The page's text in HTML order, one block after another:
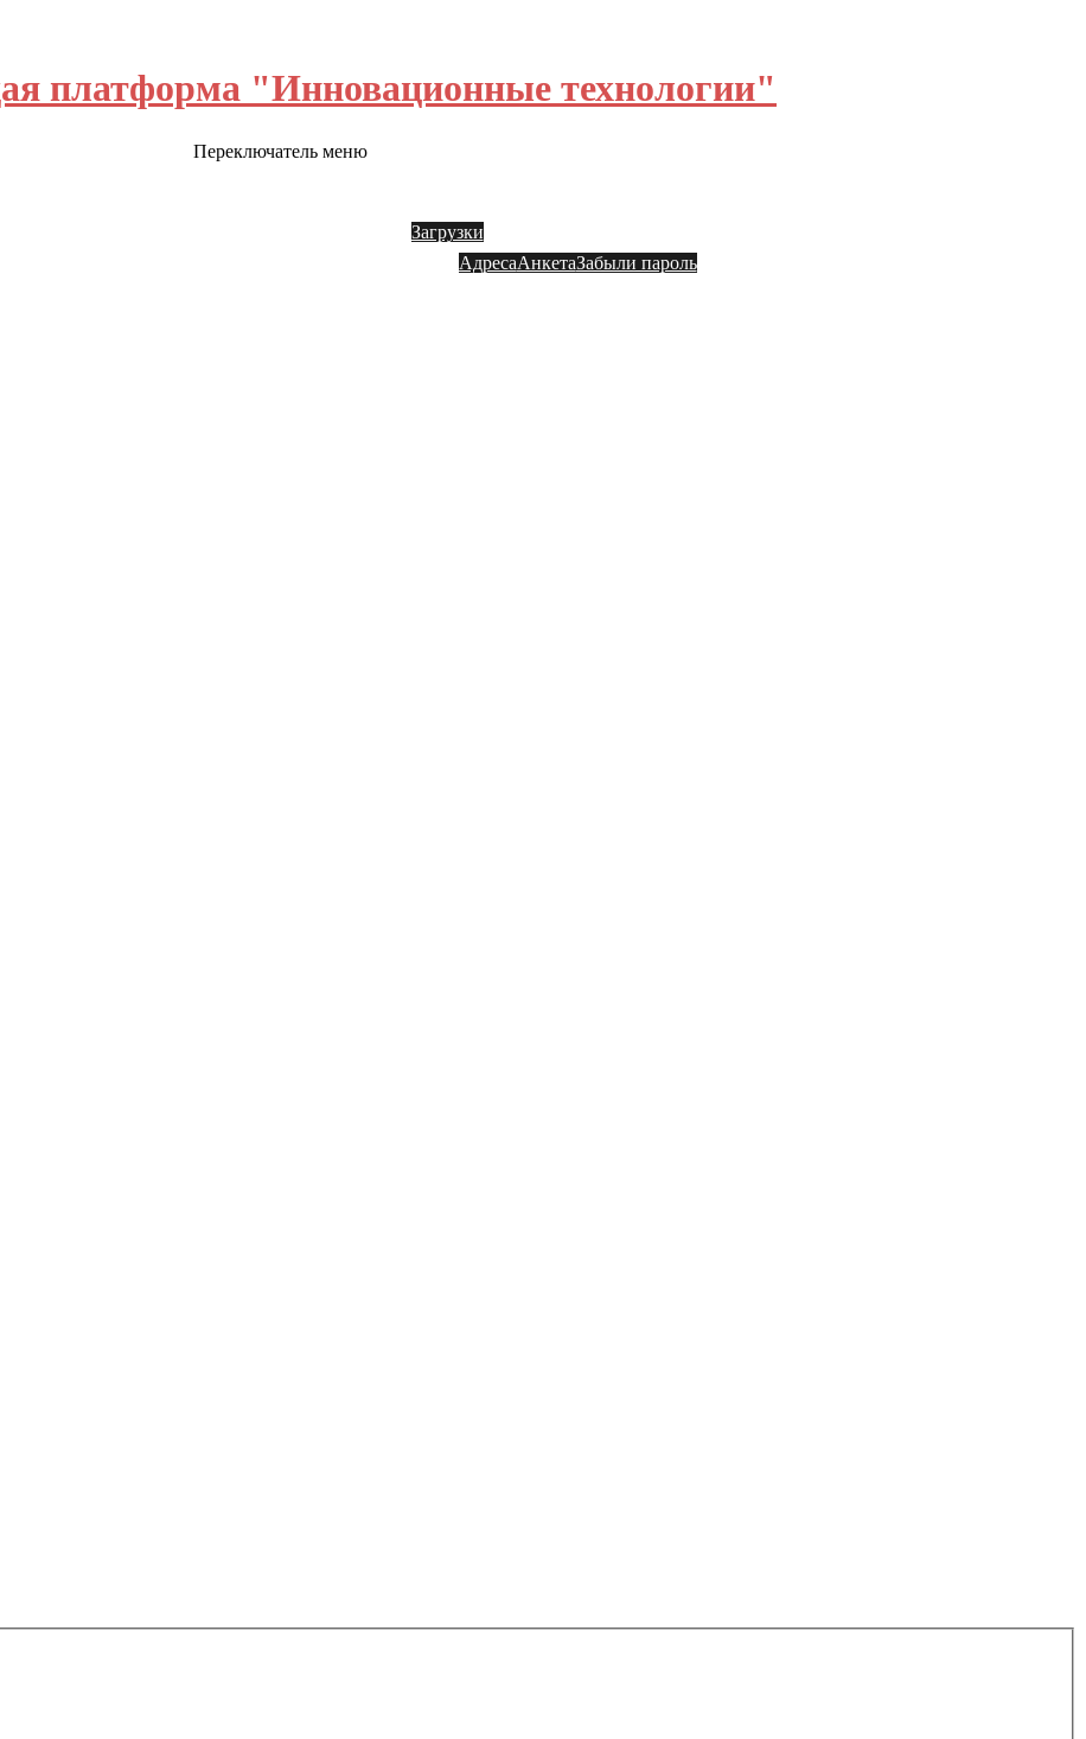
платформа "Инновационные технологии"
Переключатель меню
Загрузки
АдресаАнкетаЗабыли пароль